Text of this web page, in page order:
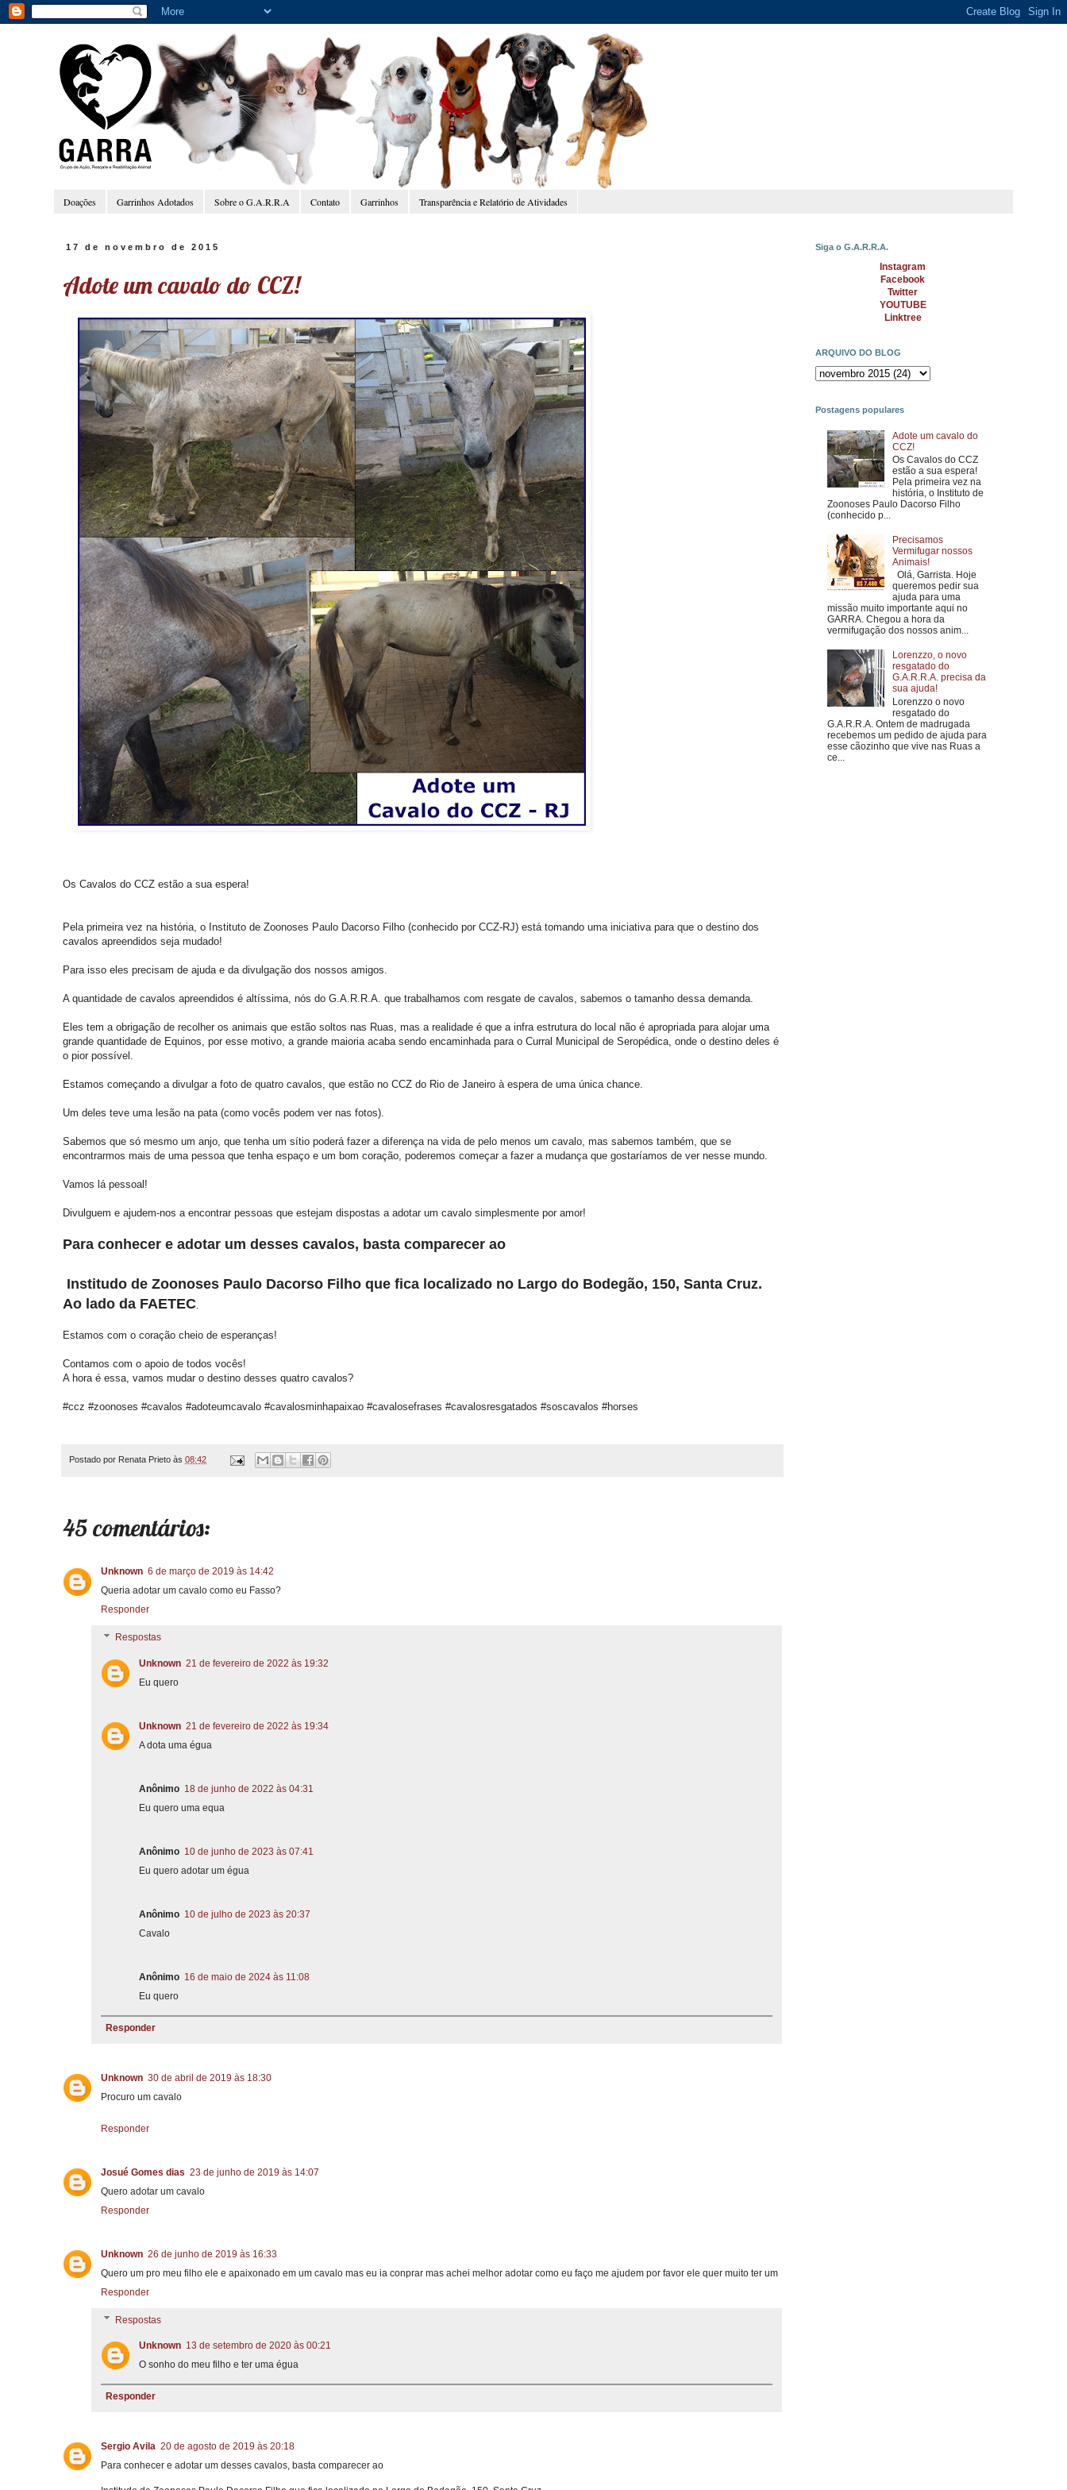
Doações Garrinhos Adotados Sobre o G.A.R.R.A Contato Garrinhos Transparência e Relatório de Atividades
17 de novembro de 2015
Adote um cavalo do CCZ!
Os Cavalos do CCZ estão a sua espera!
Pela primeira vez na história, o Instituto de Zoonoses Paulo Dacorso Filho (conhecido por CCZ-RJ) está tomando uma iniciativa para que o destino dos
cavalos apreendidos seja mudado!
Para isso eles precisam de ajuda e da divulgação dos nossos amigos.
A quantidade de cavalos apreendidos é altíssima, nós do G.A.R.R.A. que trabalhamos com resgate de cavalos, sabemos o tamanho dessa demanda.
Eles tem a obrigação de recolher os animais que estão soltos nas Ruas, mas a realidade é que a infra estrutura do local não é apropriada para alojar uma
grande quantidade de Equinos, por esse motivo, a grande maioria acaba sendo encaminhada para o Curral Municipal de Seropédica, onde o destino deles é
o pior possível.
Estamos começando a divulgar a foto de quatro cavalos, que estão no CCZ do Rio de Janeiro à espera de uma única chance.
Um deles teve uma lesão na pata (como vocês podem ver nas fotos).
Sabemos que só mesmo um anjo, que tenha um sítio poderá fazer a diferença na vida de pelo menos um cavalo, mas sabemos também, que se
encontrarmos mais de uma pessoa que tenha espaço e um bom coração, poderemos começar a fazer a mudança que gostaríamos de ver nesse mundo.
Vamos lá pessoal!
Divulguem e ajudem-nos a encontrar pessoas que estejam dispostas a adotar um cavalo simplesmente por amor!
Para conhecer e adotar um desses cavalos, basta comparecer ao
Institudo de Zoonoses Paulo Dacorso Filho que fica localizado no Largo do Bodegão, 150, Santa Cruz.
Ao lado da FAETEC.
Estamos com o coração cheio de esperanças!
Contamos com o apoio de todos vocês!
A hora é essa, vamos mudar o destino desses quatro cavalos?
#ccz #zoonoses #cavalos #adoteumcavalo #cavalosminhapaixao #cavalosefrases #cavalosresgatados #soscavalos #horses
Postado por Renata Prieto às 08:42
45 comentários:
Unknown 6 de março de 2019 às 14:42
Queria adotar um cavalo como eu Fasso?
Responder
Respostas
Unknown 21 de fevereiro de 2022 às 19:32
Eu quero
Unknown 21 de fevereiro de 2022 às 19:34
A dota uma égua
Anônimo 18 de junho de 2022 às 04:31
Eu quero uma equa
Anônimo 10 de junho de 2023 às 07:41
Eu quero adotar um égua
Anônimo 10 de julho de 2023 às 20:37
Cavalo
Anônimo 16 de maio de 2024 às 11:08
Eu quero
Responder
Unknown 30 de abril de 2019 às 18:30
Procuro um cavalo
Responder
Josué Gomes dias 23 de junho de 2019 às 14:07
Quero adotar um cavalo
Responder
Unknown 26 de junho de 2019 às 16:33
Quero um pro meu filho ele e apaixonado em um cavalo mas eu ia conprar mas achei melhor adotar como eu faço me ajudem por favor ele quer muito ter um
Responder
Respostas
Unknown 13 de setembro de 2020 às 00:21
O sonho do meu filho e ter uma égua
Responder
Sergio Avila 20 de agosto de 2019 às 20:18
Para conhecer e adotar um desses cavalos, basta comparecer ao
Siga o G.A.R.R.A.
Instagram
Facebook
Twitter
YOUTUBE
Linktree
ARQUIVO DO BLOG
Postagens populares
Adote um cavalo do
CCZ!
Os Cavalos do CCZ
estão a sua espera!
Pela primeira vez na
história, o Instituto de
Zoonoses Paulo Dacorso Filho
(conhecido p...
Precisamos
Vermifugar nossos
Animais!
Olá, Garrista. Hoje
queremos pedir sua
ajuda para uma
missão muito importante aqui no
GARRA. Chegou a hora da
vermifugação dos nossos anim...
Lorenzzo, o novo
resgatado do
G.A.R.R.A. precisa da
sua ajuda!
Lorenzzo o novo
resgatado do
G.A.R.R.A. Ontem de madrugada
recebemos um pedido de ajuda para
esse cãozinho que vive nas Ruas a
ce...